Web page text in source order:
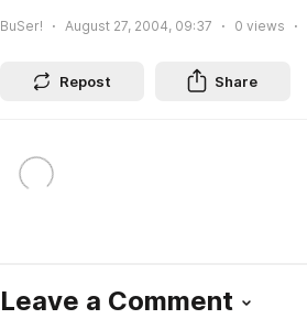
BuSer! August 27, 2004, 09:37 0 views
Repost Share
Leave a Comment